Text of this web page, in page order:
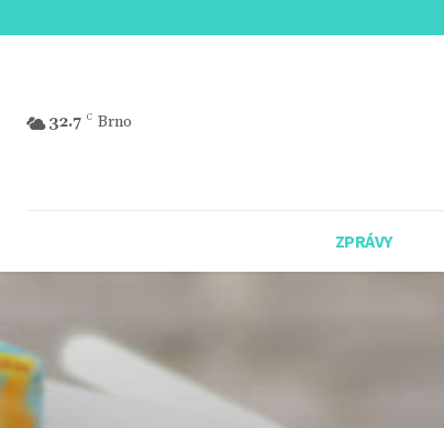
32.7 C Brno
ZPRÁVY